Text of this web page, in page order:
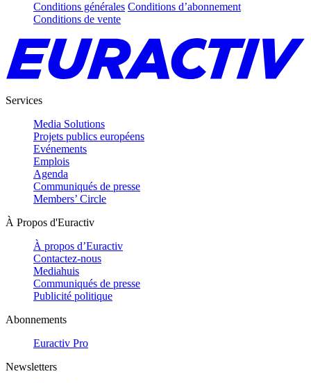
Conditions générales Conditions d’abonnement
Conditions de vente
Services
Media Solutions
Projets publics européens
Evénements
Emplois
Agenda
Communiqués de presse
Members’ Circle
À Propos d'Euractiv
À propos d’Euractiv
Contactez-nous
Mediahuis
Communiqués de presse
Publicité politique
Abonnements
Euractiv Pro
Newsletters